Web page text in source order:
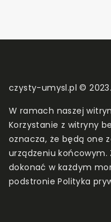
czysty-umysl.pl ©
W ramach naszej
Korzystanie z witryny
oznacza, że będą one
urządzeniu
dokonać w każdym
podstroniePolityka